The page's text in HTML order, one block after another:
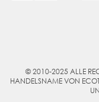
© 2010-2025 ALLE
HANDELSNAME VON